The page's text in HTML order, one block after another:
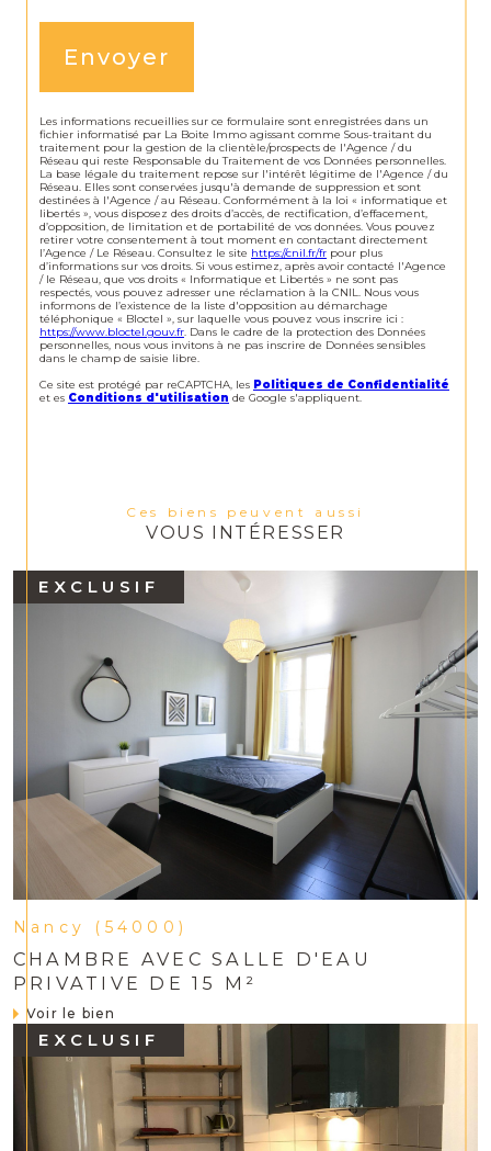
Envoyer
Les informations recueillies sur ce formulaire sont enregistrées dans un
fichier informatisé par La Boite Immo agissant comme Sous-traitant du
traitement pour la gestion de la clientèle/prospects de l'Agence / du
Réseau qui reste Responsable du Traitement de vos Données personnelles.
La base légale du traitement repose sur l'intérêt légitime de l'Agence / du
Réseau. Elles sont conservées jusqu'à demande de suppression et sont
destinées à l'Agence / au Réseau. Conformément à la loi « informatique et
libertés », vous disposez des droits d’accès, de rectification, d’effacement,
d’opposition, de limitation et de portabilité de vos données. Vous pouvez
retirer votre consentement à tout moment en contactant directement
l’Agence / Le Réseau. Consultez le site https://cnil.fr/fr pour plus
d’informations sur vos droits. Si vous estimez, après avoir contacté l'Agence
/ le Réseau, que vos droits « Informatique et Libertés » ne sont pas
respectés, vous pouvez adresser une réclamation à la CNIL. Nous vous
informons de l’existence de la liste d'opposition au démarchage
téléphonique « Bloctel », sur laquelle vous pouvez vous inscrire ici :
https://www.bloctel.gouv.fr . Dans le cadre de la protection des Données
personnelles, nous vous invitons à ne pas inscrire de Données sensibles
dans le champ de saisie libre.
Ce site est protégé par reCAPTCHA, les Politiques de Confidentialité
et es Conditions d'utilisation de Google s'appliquent.
Ces biens peuvent aussi
VOUS INTÉRESSER
EXCLUSIF
Nancy (54000)
CHAMBRE AVEC SALLE D'EAU
PRIVATIVE DE 15 M²
Voir le bien
EXCLUSIF